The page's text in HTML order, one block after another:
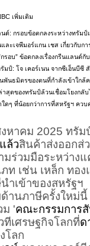
เพิ่มเติม
ด์: กรอบข้อตกลงระหว่างทรัม
ละเจพีมอร์แกน เชส เกี่ยวกับก
รอบ” ข้อตกลงเรื่องกรีนแลนด์กั
มป์: โจ เคอร์เนน จากซีเอ็นบี
พันธมิตรของตนที่กำลังเข้าใก
สุดของทรัมป์ล้วนเชื่อมโยงกลั
ดๆ ที่น้อยกว่าการที่สหรัฐฯ ควบ
คม 2025 ทรัมป์
ล้วสินค้าส่งออกส่
ร่วมมือระหว่าง
ภท เช่น เหล็ก ท
ำเข้าของสหรัฐฯ
ภาษีครั้งใหม่นี้
ม 'คณะกรรมการ
เศรษฐกิจโลกที่ด
โลก